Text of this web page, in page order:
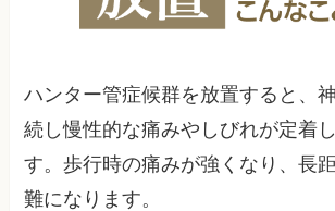
ハンター管症候群を放置すると、
続し慢性的な痛みやしびれが定着
す。歩行時の痛みが強くなり、長
難になります。